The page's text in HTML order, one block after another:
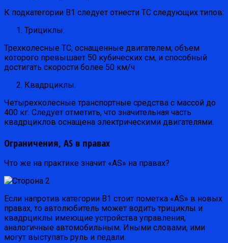
К подкатегории B1 следует отнести ТС следующих типов:
Трициклы.
Трехколесные ТС, оснащенные двигателем, объем
которого превышает 50 кубических см, и способный
достигать скорости более 50 км/ч
Квадрциклы.
Четырехколесные транспортные средства с массой до
400 кг. Следует отметить, что значительная часть
квадрциклов оснащена электрическими двигателями.
Ограничения, AS в правах
Что же на практике значит «AS» на правах?
Если напротив категории B1 стоит пометка «AS» в новых
правах, то автолюбитель может водить трициклы и
квадрциклы имеющие устройства управления,
аналогичные автомобильным. Иными словами, ими
могут выступать руль и педали.